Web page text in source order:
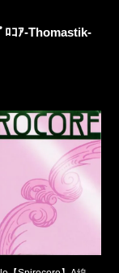
ﾛｺｱ-Thomastik-